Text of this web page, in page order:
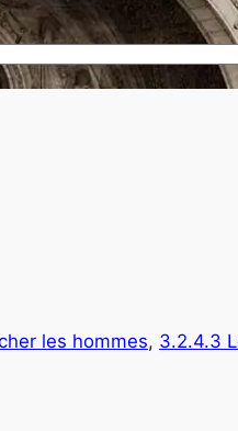
les hommes, 3.2.4.3